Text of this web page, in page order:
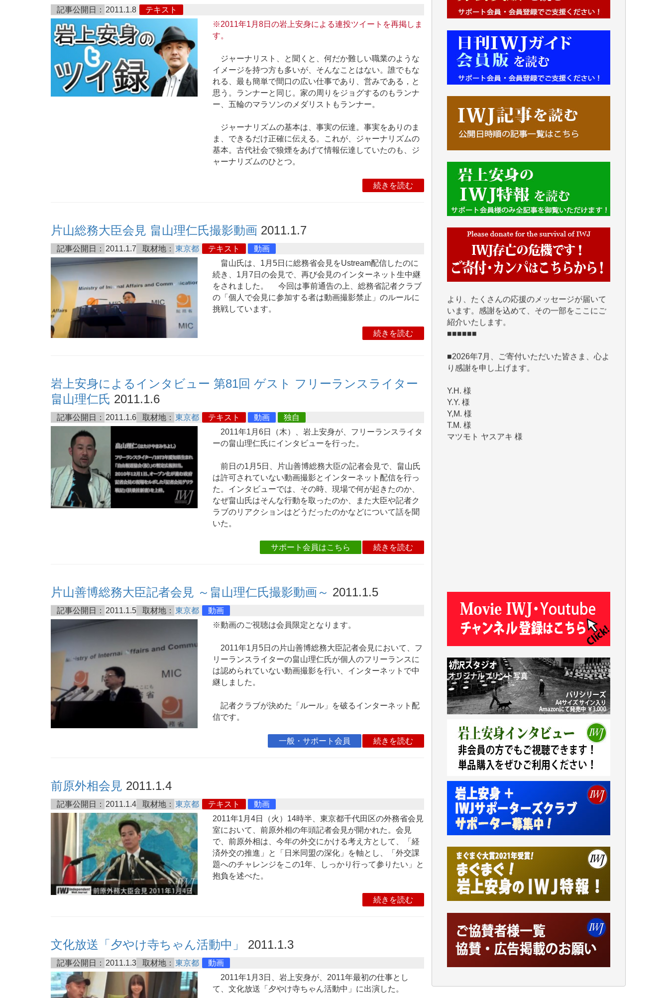
記事公開日： 2011.1.8
テキスト
※2011年1月8日の岩上安身による連投ツイートを再掲しま
す。
ジャーナリスト、と聞くと、何だか難しい職業のような
イメージを持つ方も多いが、そんなことはない。誰でもな
れる、最も簡単で間口の広い仕事であり、営みである，と
思う。ランナーと同じ。家の周りをジョグするのもランナ
ー、五輪のマラソンのメダリストもランナー。
ジャーナリズムの基本は、事実の伝達。事実をありのま
ま、できるだけ正確に伝える。これが、ジャーナリズムの
基本。古代社会で狼煙をあげて情報伝達していたのも、ジ
ャーナリズムのひとつ。
続きを読む
片山総務大臣会見 畠山理仁氏撮影動画 2011.1.7
記事公開日： 2011.1.7 取材地： 東京都 テキスト
動画
畠山氏は、1月5日に総務省会見をUstream配信したのに
続き、1月7日の会見で、再び会見のインターネット生中継
をされました。 今回は事前通告の上、総務省記者クラブ
の「個人で会見に参加する者は動画撮影禁止」のルールに
挑戦しています。
続きを読む
岩上安身によるインタビュー 第81回 ゲスト フリーランスライター
畠山理仁氏 2011.1.6
記事公開日： 2011.1.6 取材地： 東京都 テキスト 動画
独自
2011年1月6日（木）、岩上安身が、フリーランスライタ
ーの畠山理仁氏にインタビューを行った。
前日の1月5日、片山善博総務大臣の記者会見で、畠山氏
は許可されていない動画撮影とインターネット配信を行っ
た。インタビューでは、その時、現場で何が起きたのか、
なぜ畠山氏はそんな行動を取ったのか、また大臣や記者ク
ラブのリアクションはどうだったのかなどについて話を聞
いた。
サポート会員はこちら 続きを読む
片山善博総務大臣記者会見 ～畠山理仁氏撮影動画～ 2011.1.5
記事公開日： 2011.1.5 取材地： 東京都
動画
※動画のご視聴は会員限定となります。
2011年1月5日の片山善博総務大臣記者会見において、フ
リーランスライターの畠山理仁氏が個人のフリーランスに
は認められていない動画撮影を行い、インターネットで中
継しました。
記者クラブが決めた「ルール」を破るインターネット配
信です。
一般・サポート会員 続きを読む
前原外相会見 2011.1.4
記事公開日： 2011.1.4 取材地： 東京都 テキスト
動画
2011年1月4日（火）14時半、東京都千代田区の外務省会見
室において、前原外相の年頭記者会見が開かれた。会見
で、前原外相は、今年の外交にかける考え方として、「経
済外交の推進」と「日米同盟の深化」を軸とし、「外交課
題へのチャレンジをこの1年、しっかり行って参りたい」と
抱負を述べた。
続きを読む
文化放送「夕やけ寺ちゃん活動中」 2011.1.3
記事公開日： 2011.1.3 取材地： 東京都
動画
2011年1月3日、岩上安身が、2011年最初の仕事とし
て、文化放送「夕やけ寺ちゃん活動中」に出演した。
■■■■■■
IWJには、ご寄付・カンパをいただいた方々
より、たくさんの応援のメッセージが届いて
■■■■■■
■2026年7月、ご寄付いただいた皆さま、心よ
り感謝を申し上げます。
Y.H. 様
Y.Y. 様
T.M. 様
マツモト ヤスアキ 様
マシオン 恵美香 様
岩井 祐子 様
吉村 隆子 様
マシオン恵美香 様
平野智生 様
山本賢二 様
吉住俊昭 様
徳山匡 様
金 盛起 様
塩川 晃平 様
松本益美 様
井出 隆太 様
及川昭男 様
岩井祐子 様
藤田英之 様
藤岡比左志 様
井出 隆太 様
小池説夫 様
アオキカナメ 様
諸般の事情によりIWJ会費払えず今は非会員
です。市民側に立つ講演会にIWJのカメラマ
ンをよく拝見しております。コンテンツが失
われるのはあまりにもったいない。少しでも
今日、僅かですがカンパしました。（T.M.
様）
の妻を抱えている私にとっては精一杯のカン
パです。
かねてよりIWJが発してきた膨大な取材記事
や解説記事、そして各界の方々とのインタビ
ューは大袈裟ではなく、極めて重要な知的財